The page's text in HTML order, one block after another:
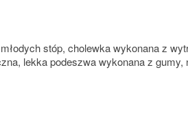
stóp, cholewka wykonana z
lekka podeszwa wykonana z